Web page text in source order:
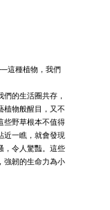
這種植物，我們
的生活圈共存，
植物般醒目，又不
些野草根本不值得
近一瞧，就會發現
，令人驚豔。這些
強韌的生命力為小